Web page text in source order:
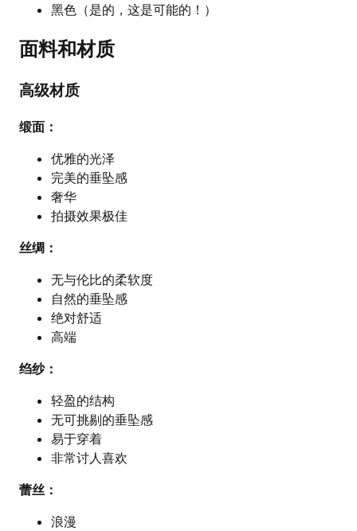
黑色（是的，这是可能的！）
面料和材质
高级材质
缎面：
优雅的光泽
完美的垂坠感
奢华
拍摄效果极佳
丝绸：
无与伦比的柔软度
自然的垂坠感
绝对舒适
高端
绉纱：
轻盈的结构
无可挑剔的垂坠感
易于穿着
非常讨人喜欢
蕾丝：
浪漫